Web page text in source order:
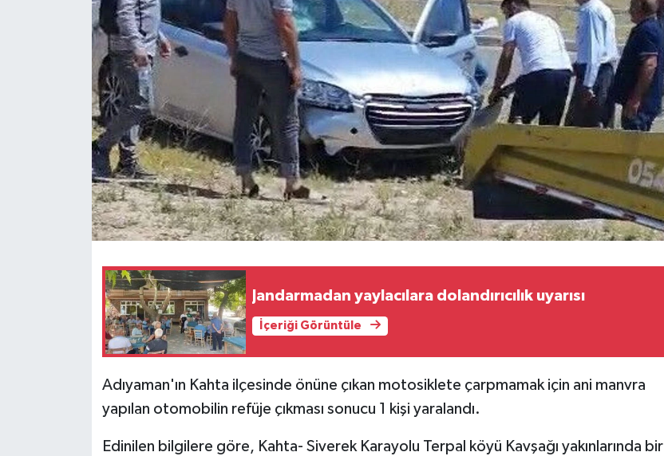
Jandarmadan yaylacılara dolandırıcılık uyarısı
İçeriği Görüntüle
Adıyaman'ın Kahta ilçesinde önüne çıkan motosiklete çarpmamak için ani manvra
yapılan otomobilin refüje çıkması sonucu 1 kişi yaralandı.
Edinilen bilgilere göre, Kahta- Siverek Karayolu Terpal köyü Kavşağı yakınlarında bir